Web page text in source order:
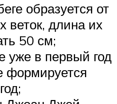
образуется от
веток, длина их
50 см;
уже в первый год
формируется